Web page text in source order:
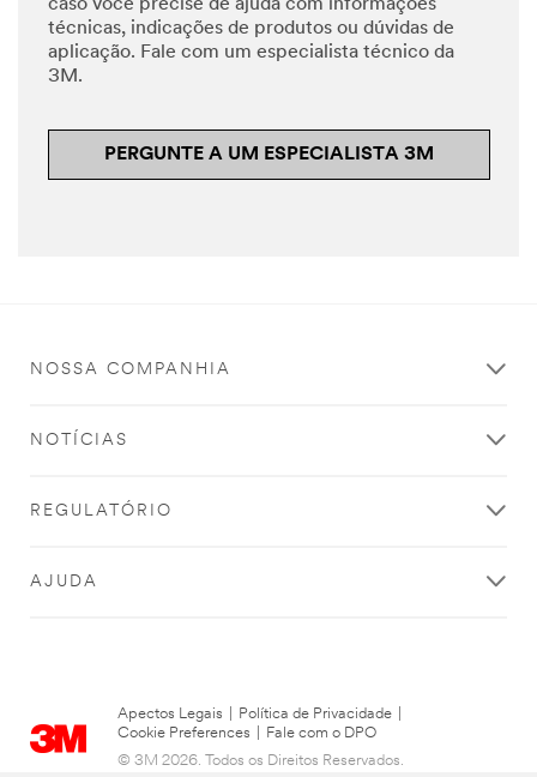
caso você precise de ajuda com informações
técnicas, indicações de produtos ou dúvidas de
aplicação. Fale com um especialista técnico da
3M.
PERGUNTE A UM ESPECIALISTA 3M
NOSSA COMPANHIA
NOTÍCIAS
REGULATÓRIO
AJUDA
Apectos Legais Política de Privacidade
Cookie Preferences
Fale com o DPO
© 3M 2026. Todos os Direitos Reservados.